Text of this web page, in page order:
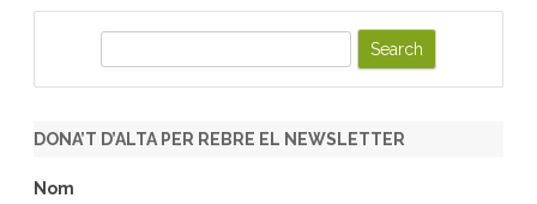
r
h
DONA’T D’ALTA PER REBRE EL NEWSLETTER
Nom